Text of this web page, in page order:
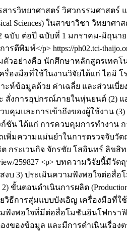
สารวิทยาศาสตร์ วิศวกรรมศาสตร์
ในสาขาวิชา วิทยาศาส
2 ฉบับ ต่อปี ฉบับที่ 1 มกราคม-มิถุน
ารตีพิมพ์</p> https://ph02.tci-
วอย่างคือ นักศึกษาหลักสูตรเทค
รื่องมือที่ใช้ในงานวิจัยได้แก่ ไอ
ห์ข้อมูลด้วย ค่าเฉลี่ย และส่วนเ
งการอุปกรณ์ภายในหุ่นยนต์ (2)
มและการเข้าถึงของผู้ใช้งาน
น ได้แก่ การควบคุมการทำงาน
พิ่มความแม่นยำในการตรวจจับ
กระเวนกิจ จักรชัย โสอินทร์ ลิขสิท
259827 <p> บทความวิจัยนี้มีวัต
งบ 3) ประเมินความพึงพอใจต่อ
ขั้นตอนดำเนินการผลิต
ธีการสุ่มแบบบังเอิญ เครื่องมือที่
งพอใจที่มีต่อสื่อโมชันอินโฟกรา
ของข้อมูล และมีการดำเนินเรื่อ